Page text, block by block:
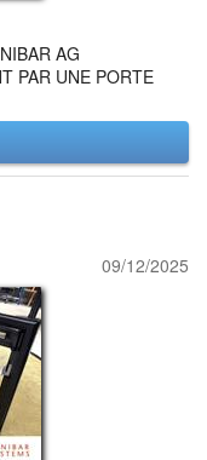
AG
PAR UNE PORTE
09/12/2025